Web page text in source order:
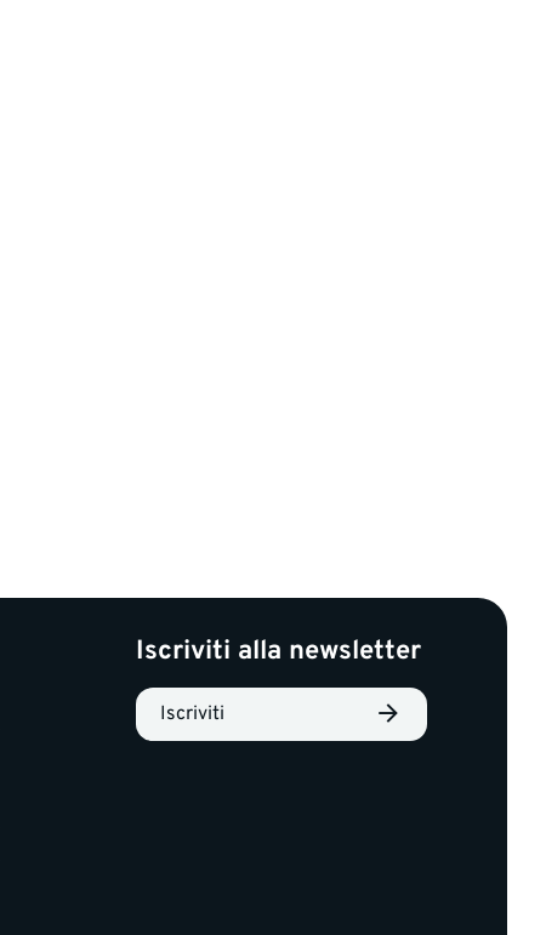
Iscriviti alla newsletter
Iscriviti